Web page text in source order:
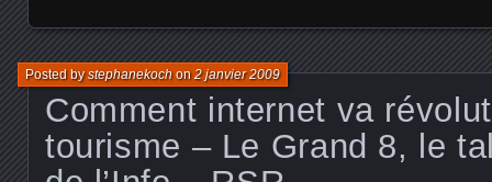
Comment internet va
tourisme – Le Grand 8, le
Posted bystephanekochon2 janvier 2009